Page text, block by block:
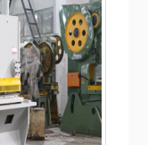
rettificate per
pistone mobile
hanno una
cosa fantastica è
in modo simile
l'usura,